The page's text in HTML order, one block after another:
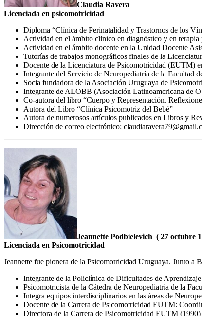
Claudia Ravera
Licenciada en psicomotricidad
Diploma “Clínica de Perinatalidad y Trastornos de los
Actividad en el ámbito clínico en diagnóstico y en
Actividad en el ámbito docente en la Unidad Docente
Tutorías de trabajos monográficos finales de la
Docente de la Licenciatura de Psicomotricidad (EUTM)
Integrante del Servicio de Neuropediatría de la
Socia fundadora de la Asociación Uruguaya de
Integrante de ALOBB (Asociación Latinoamericana de
Co-autora del libro “Cuerpo y Representación.
Autora del Libro “Clínica Psicomotriz del Bebé”
Autora de numerosos artículos publicados en Libros y
Dirección de correo electrónico:
Jeannette Podbielevich ( 27 octubre
Licenciada en Psicomotricidad
Jeannette fue pionera de la Psicomotricidad Uruguaya. Junto
Integrante de la Policlínica de Dificultades de
Psicomotricista de la Cátedra de Neuropediatría de la
Integra equipos interdisciplinarios en las áreas de
Docente de la Carrera de Psicomotricidad EUTM:
Directora de la Carrera de Psicomotricidad EUTM (1990)